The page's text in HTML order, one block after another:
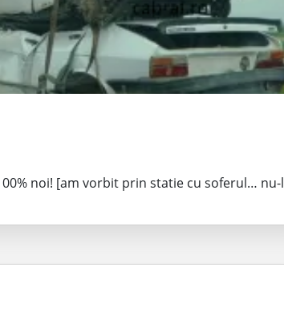
noi! [am vorbit prin statie cu soferul… nu-l